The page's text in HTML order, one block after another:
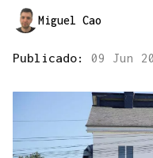
Miguel Cao
Publicado: 09 Jun